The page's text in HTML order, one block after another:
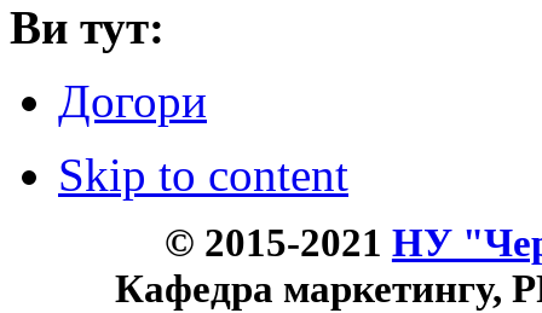
Ви тут:
Догори
Skip to content
© 2015-2021 НУ
Кафедра маркетингу,